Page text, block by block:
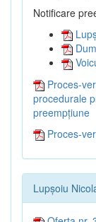
Notificare
Proces-
procedurale
preempțiune
Proces-
Lupșoiu